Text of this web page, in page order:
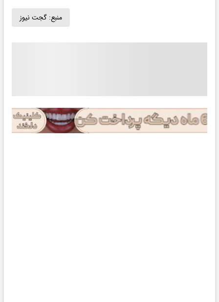
منبع: گجت نیوز